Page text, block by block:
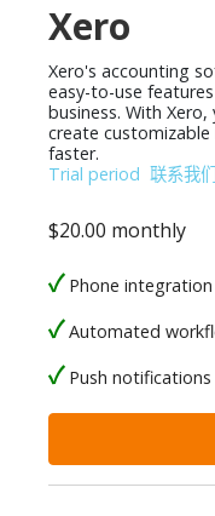
Xero
Xero's accounting
easy-to-use
business. With
create
faster.
Trial period 联系我
$20.00 monthly
Phone integration
Automated
Push notifications